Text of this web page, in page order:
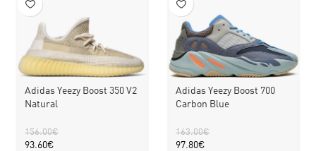
Adidas Yeezy Boost 350 V2
Natural
156.00€
93.60€
Adidas Yeezy Boost 700
Carbon Blue
163.00€
97.80€